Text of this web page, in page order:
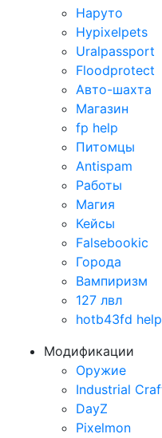
Наруто
Hypixelpets
Uralpassport
Floodprotect
Авто-шахта
Магазин
fp help
Питомцы
Antispam
Работы
Магия
Кейсы
Falsebookic
Города
Вампиризм
127 лвл
hotb43fd help
Модификации
Оружие
Industrial
DayZ
Pixelmon